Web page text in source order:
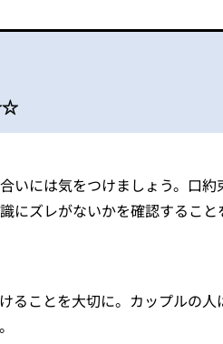
いには気をつけましょう。口
にズレがないかを確認するこ
ることを大切に。カップルの